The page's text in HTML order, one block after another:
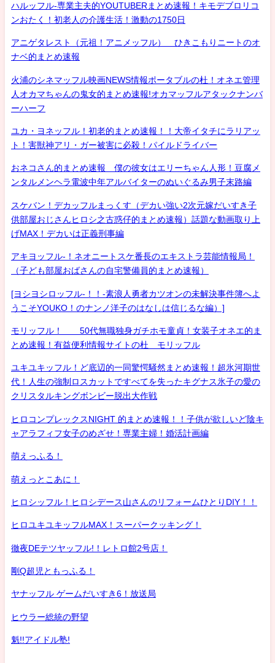
ハルッフル-専業主夫的YOUTUBERまとめ速報！キモデブロリコ
ンおたく！初老人の介護生活！激動の1750日
アニゲタレスト（元祖！アニメッフル） ひきこもりニートのオ
ナベ的まとめ速報
火浦のシネマッフル映画NEWS情報ポータブルの杜！オネエ管理
人オカマちゃんの鬼女的まとめ速報!オカマッフルアタックナンバ
ーハーフ
ユカ・ヨネッフル！初老的まとめ速報！！大帝イタチにラリアッ
ト！害獣神アリ・ガー被害に必殺！パイルドライバー
おネコさん的まとめ速報 僕の彼女はエリーちゃん人形！豆腐メ
ンタルメンヘラ電波中年アルバイターのぬいぐるみ男子末路編
スケバン！デカッフルまっくす（デカい強い2次元嫁だいすき子
供部屋おじさんヒロシ之古惑仔的まとめ速報）話題な動画取り上
げMAX！デカいは正義刑事編
アキヨッフル-！ネオニートスケ番長のエキストラ芸能情報局！
（子ども部屋おばさんの自宅警備員的まとめ速報）
[ヨシヨシロッフル-！！-素浪人勇者カツオンの未解決事件簿へよ
うこそYOUKO！のナンノ洋子のはなしは信じるな編）]
モリッフル！ 50代無職独身ガチホモ童貞！女装子オネエ的ま
とめ速報！有益便利情報サイトの杜 モリッフル
ユキユキッフル！ど底辺的一同驚愕騒然まとめ速報！超氷河期世
代！人生の強制ロスカットですべてを失ったキグナス氷子の愛の
クリスタルキングボンビー脱出大作戦
ヒロコンプレックスNIGHT 的まとめ速報！！子供が欲しいど陰キ
ャアラフィフ女子のめざせ！専業主婦！婚活計画編
萌えっふる！
萌えっとこあに！
ヒロシッフル！ヒロシデース山さんのリフォームひとりDIY！！
ヒロユキユキッフルMAX！スーパークッキング！
徹夜DEテツヤッフル!！レトロ館2号店！
剛Q超児ともっふる！
ヤナッフル ゲームだいすき6！放送局
ヒウラー総統の野望
魁!!アイドル塾!